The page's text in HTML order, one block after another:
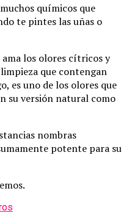
químicos que
te pintes las uñas o
los olores cítricos y
que contengan
es uno de los olores que
su versión natural como
nombras
potente para su